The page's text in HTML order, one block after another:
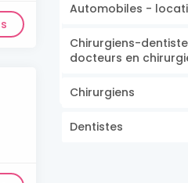
Automobiles -
Chirurgiens-
docteurs en
Chirurgiens
Dentistes